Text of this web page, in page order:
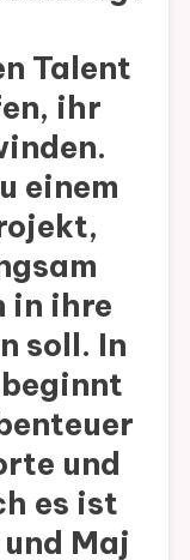
Talent
ihr
einem
in ihre
soll. In
und
es ist
Maj